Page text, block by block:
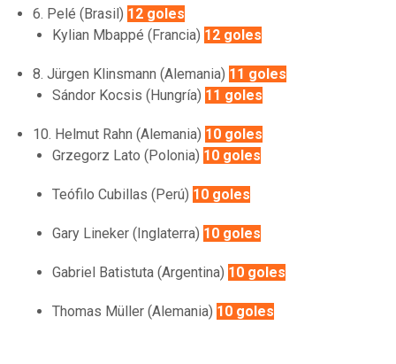
6. Pelé (Brasil) 12 goles
Kylian Mbappé (Francia) 12 goles
8. Jürgen Klinsmann (Alemania) 11 goles
Sándor Kocsis (Hungría) 11 goles
10. Helmut Rahn (Alemania) 10 goles
Grzegorz Lato (Polonia) 10 goles
Teófilo Cubillas (Perú) 10 goles
Gary Lineker (Inglaterra) 10 goles
Gabriel Batistuta (Argentina) 10 goles
Thomas Müller (Alemania) 10 goles